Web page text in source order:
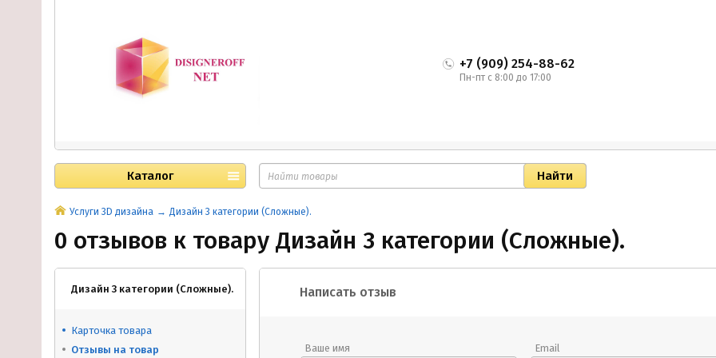
+7 (909) 254-88-62
Пн-пт с 8:00 до 17:00
Каталог
Услуги 3D дизайна Дизайн 3 категории (Сложные).
0 отзывов к товару Дизайн 3 категории (Сложные).
Дизайн 3 категории (Сложные).
Карточка товара
Отзывы на товар
Написать отзыв
Ваше имя Email